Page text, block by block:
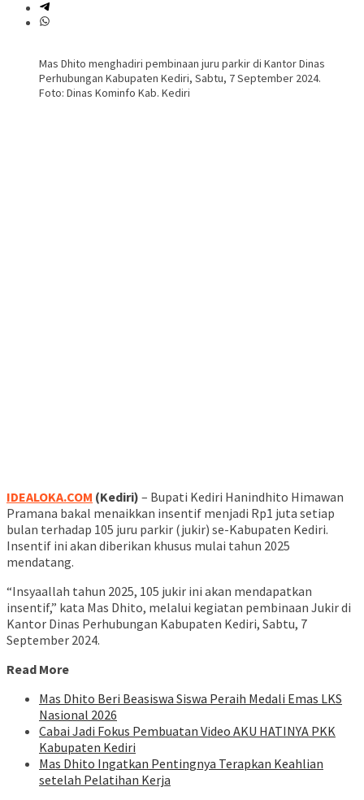
Mas Dhito menghadiri pembinaan juru parkir di Kantor Dinas
Perhubungan Kabupaten Kediri, Sabtu, 7 September 2024.
Foto: Dinas Kominfo Kab. Kediri
IDEALOKA.COM (Kediri) – Bupati Kediri Hanindhito Himawan
Pramana bakal menaikkan insentif menjadi Rp1 juta setiap
bulan terhadap 105 juru parkir (jukir) se-Kabupaten Kediri.
Insentif ini akan diberikan khusus mulai tahun 2025
mendatang.
“Insyaallah tahun 2025, 105 jukir ini akan mendapatkan
insentif,” kata Mas Dhito, melalui kegiatan pembinaan Jukir di
Kantor Dinas Perhubungan Kabupaten Kediri, Sabtu, 7
September 2024.
Read More
Mas Dhito Beri Beasiswa Siswa Peraih Medali Emas LKS
Nasional 2026
Cabai Jadi Fokus Pembuatan Video AKU HATINYA PKK
Kabupaten Kediri
Mas Dhito Ingatkan Pentingnya Terapkan Keahlian
setelah Pelatihan Kerja